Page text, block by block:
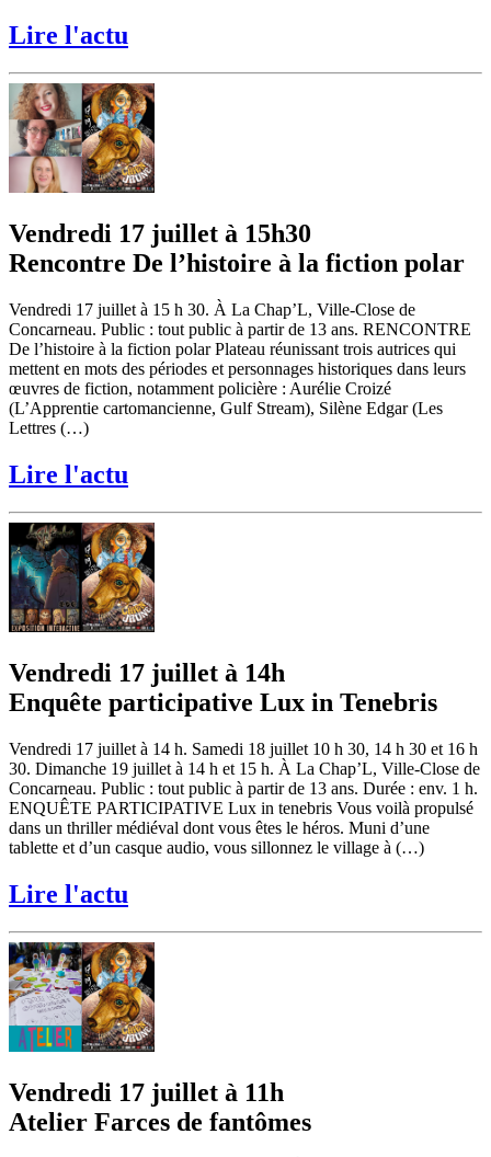
Lire l'actu
Vendredi 17 juillet à 15h30
Rencontre De l’histoire à la fiction polar
Vendredi 17 juillet à 15 h 30. À La Chap’L, Ville-Close de
Concarneau. Public : tout public à partir de 13 ans. RENCONTRE
De l’histoire à la fiction polar Plateau réunissant trois autrices qui
mettent en mots des périodes et personnages historiques dans leurs
œuvres de fiction, notamment policière : Aurélie Croizé
(L’Apprentie cartomancienne, Gulf Stream), Silène Edgar (Les
Lettres (…)
Lire l'actu
Vendredi 17 juillet à 14h
Enquête participative Lux in Tenebris
Vendredi 17 juillet à 14 h. Samedi 18 juillet 10 h 30, 14 h 30 et 16 h
30. Dimanche 19 juillet à 14 h et 15 h. À La Chap’L, Ville-Close de
Concarneau. Public : tout public à partir de 13 ans. Durée : env. 1 h.
ENQUÊTE PARTICIPATIVE Lux in tenebris Vous voilà propulsé
dans un thriller médiéval dont vous êtes le héros. Muni d’une
tablette et d’un casque audio, vous sillonnez le village à (…)
Lire l'actu
Vendredi 17 juillet à 11h
Atelier Farces de fantômes